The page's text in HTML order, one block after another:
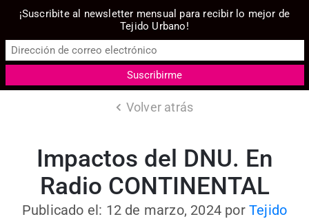
Volver atrás
Impactos del DNU. En
Radio CONTINENTAL
Publicado el: 12 de marzo, 2024 por Tejido
¡Suscribite al newsletter mensual para recibir lo mejor de
Tejido Urbano!